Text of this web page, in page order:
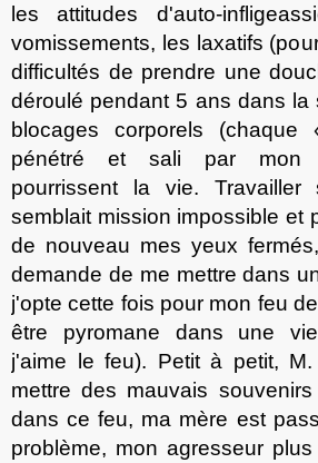
les attitudes d'auto-
vomissements, les laxatifs
difficultés de prendre une
déroulé pendant 5 ans dans la
blocages corporels
pénétré et sali par mon
pourrissent la vie.
semblait mission impossible et
de nouveau mes yeux fermés
demande de me mettre dans
j'opte cette fois pour mon feu
être pyromane dans une
j'aime le feu). Petit à petit,
mettre des mauvais
dans ce feu, ma mère est
problème, mon agresseur